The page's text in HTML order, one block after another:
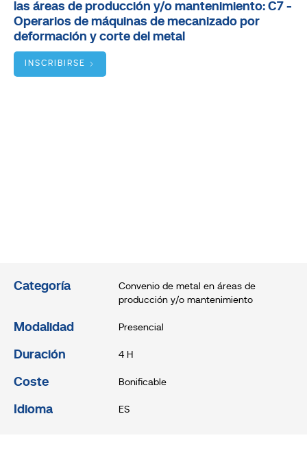
Dirigido
a
Objetivos
las áreas de producción y/o mantenimiento: C7 -
Operarios de máquinas de mecanizado por
deformación y corte del metal
INSCRIBIRSE
Categoría
Convenio de metal en áreas de
producción y/o mantenimiento
Modalidad Presencial
Duración 4 H
Coste Bonificable
Idioma ES